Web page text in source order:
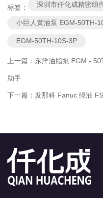
标签： 深圳市仟化成精密组
小巨人黄油泵 EGM-50TH-
EGM-50TH-10S-3P
上一篇： 东洋油脂泵 EGM -
助手
下一篇： 发那科 Fanuc 绿油